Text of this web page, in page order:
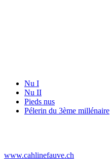
Nu I
Nu II
Pieds nus
Pélerin du 3ème millénaire
www.cahlinefauve.ch